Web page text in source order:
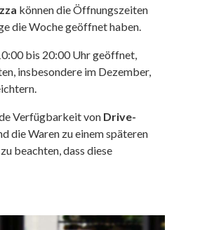
können die Öffnungszeiten
die Woche geöffnet haben.
bis 20:00 Uhr geöffnet,
insbesondere im Dezember,
Verfügbarkeit von Drive-
die Waren zu einem späteren
beachten, dass diese